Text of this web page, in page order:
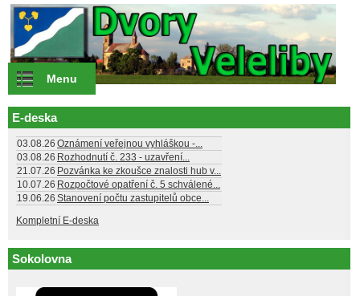
Přejít k hlavnímu obsahu
Menu
E-deska
03.08.26 Oznámení veřejnou vyhláškou -...
03.08.26 Rozhodnutí č. 233 - uzavření...
21.07.26 Pozvánka ke zkoušce znalosti hub v...
10.07.26 Rozpočtové opatření č. 5 schválené...
19.06.26 Stanovení počtu zastupitelů obce...
Kompletní E-deska
Sokolovna